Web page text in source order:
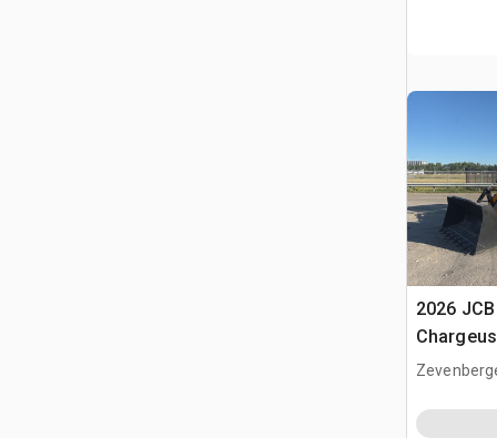
2026
(Unused)